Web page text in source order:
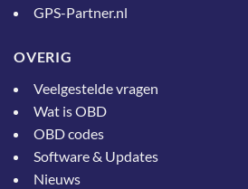
GPS-Partner.nl
OVERIG
Veelgestelde vragen
Wat is OBD
OBD codes
Software & Updates
Nieuws